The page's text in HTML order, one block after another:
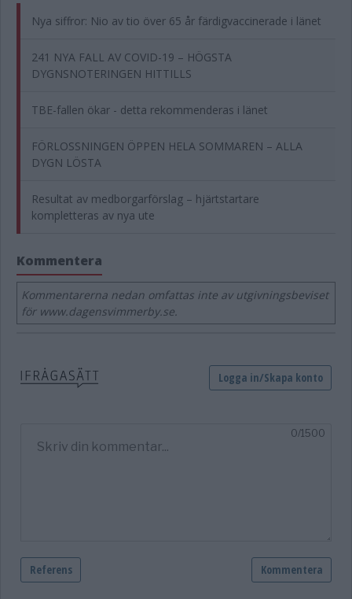
Nya siffror: Nio av tio över 65 år färdigvaccinerade i länet
241 NYA FALL AV COVID-19 – HÖGSTA
DYGNSNOTERINGEN HITTILLS
TBE-fallen ökar - detta rekommenderas i länet
FÖRLOSSNINGEN ÖPPEN HELA SOMMAREN – ALLA
DYGN LÖSTA
Resultat av medborgarförslag – hjärtstartare
kompletteras av nya ute
Kommentera
Kommentarerna nedan omfattas inte av utgivningsbeviset
för www.dagensvimmerby.se.